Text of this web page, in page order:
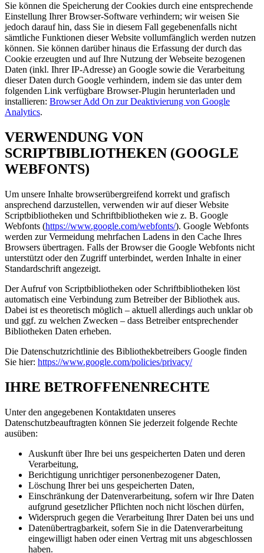
Sie können die Speicherung der Cookies durch eine entsprechende
Einstellung Ihrer Browser-Software verhindern; wir weisen Sie
jedoch darauf hin, dass Sie in diesem Fall gegebenenfalls nicht
sämtliche Funktionen dieser Website vollumfänglich werden nutzen
können. Sie können darüber hinaus die Erfassung der durch das
Cookie erzeugten und auf Ihre Nutzung der Webseite bezogenen
Daten (inkl. Ihrer IP-Adresse) an Google sowie die Verarbeitung
dieser Daten durch Google verhindern, indem sie das unter dem
folgenden Link verfügbare Browser-Plugin herunterladen und
installieren: Browser Add On zur Deaktivierung von Google
Analytics.
VERWENDUNG VON
SCRIPTBIBLIOTHEKEN (GOOGLE
WEBFONTS)
Um unsere Inhalte browserübergreifend korrekt und grafisch
ansprechend darzustellen, verwenden wir auf dieser Website
Scriptbibliotheken und Schriftbibliotheken wie z. B. Google
Webfonts (https://www.google.com/webfonts/). Google Webfonts
werden zur Vermeidung mehrfachen Ladens in den Cache Ihres
Browsers übertragen. Falls der Browser die Google Webfonts nicht
unterstützt oder den Zugriff unterbindet, werden Inhalte in einer
Standardschrift angezeigt.
Der Aufruf von Scriptbibliotheken oder Schriftbibliotheken löst
automatisch eine Verbindung zum Betreiber der Bibliothek aus.
Dabei ist es theoretisch möglich – aktuell allerdings auch unklar ob
und ggf. zu welchen Zwecken – dass Betreiber entsprechender
Bibliotheken Daten erheben.
Die Datenschutzrichtlinie des Bibliothekbetreibers Google finden
Sie hier: https://www.google.com/policies/privacy/
IHRE BETROFFENENRECHTE
Unter den angegebenen Kontaktdaten unseres
Datenschutzbeauftragten können Sie jederzeit folgende Rechte
ausüben:
Auskunft über Ihre bei uns gespeicherten Daten und deren
Verarbeitung,
Berichtigung unrichtiger personenbezogener Daten,
Löschung Ihrer bei uns gespeicherten Daten,
Einschränkung der Datenverarbeitung, sofern wir Ihre Daten
aufgrund gesetzlicher Pflichten noch nicht löschen dürfen,
Widerspruch gegen die Verarbeitung Ihrer Daten bei uns und
Datenübertragbarkeit, sofern Sie in die Datenverarbeitung
eingewilligt haben oder einen Vertrag mit uns abgeschlossen
haben.